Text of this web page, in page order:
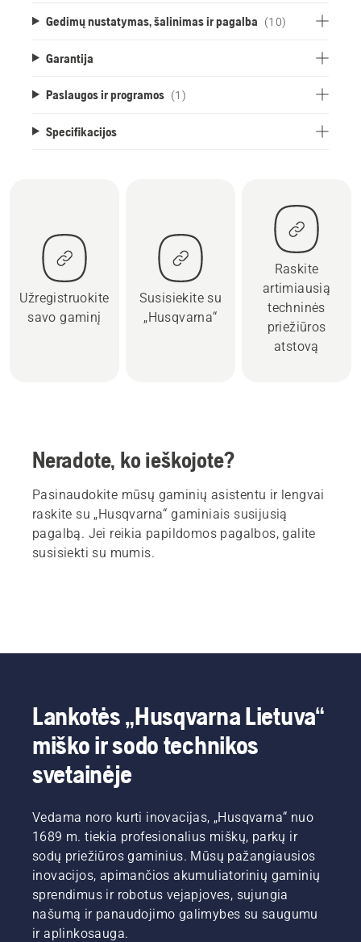
Gedimų nustatymas, šalinimas ir pagalba (10)
Garantija
Paslaugos ir programos (1)
Specifikacijos
Užregistruokite
savo gaminį
Susisiekite su
„Husqvarna“
Raskite
artimiausią
techninės
priežiūros
atstovą
Neradote, ko ieškojote?
Pasinaudokite mūsų gaminių asistentu ir lengvai
raskite su „Husqvarna“ gaminiais susijusią
pagalbą. Jei reikia papildomos pagalbos, galite
susisiekti su mumis.
Lankotės „Husqvarna Lietuva“
miško ir sodo technikos
svetainėje
Vedama noro kurti inovacijas, „Husqvarna“ nuo
1689 m. tiekia profesionalius miškų, parkų ir
sodų priežiūros gaminius. Mūsų pažangiausios
inovacijos, apimančios akumuliatorinių gaminių
sprendimus ir robotus vejapjoves, sujungia
našumą ir panaudojimo galimybes su saugumu
ir aplinkosauga.